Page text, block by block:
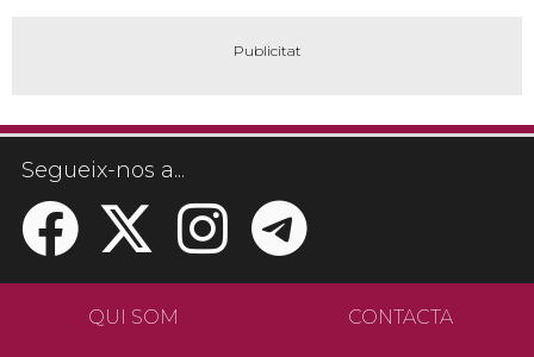
Segueix-nos a...
QUI SOM CONTACTA